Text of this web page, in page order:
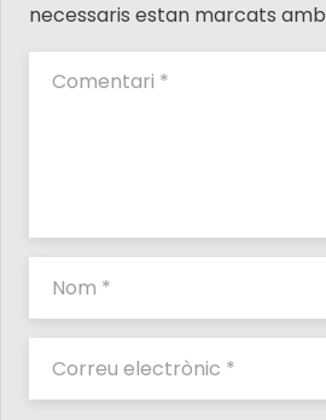
necessaris estan marcats amb